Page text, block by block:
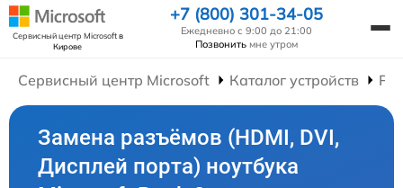
Сервисный центр Microsoftв
Кирове
+7 (800) 301-34-05
Ежедневно с 9:00 до 21:00
Позвонить мне утром
Сервисный центр Microsoft Каталог устройств
Замена разъёмов (HDMI, DVI,
Дисплей порта) ноутбука